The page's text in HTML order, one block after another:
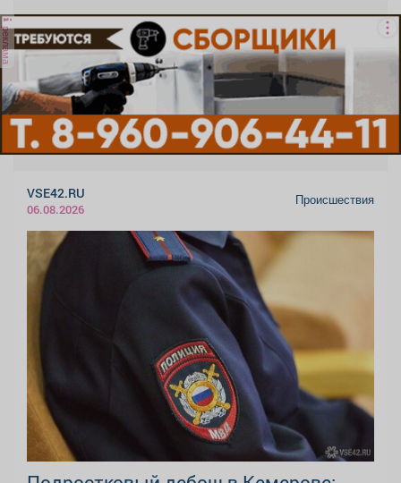
реклама
VSE42.RU
06.08.2026
Происшествия